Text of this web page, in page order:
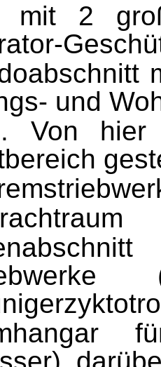
mit 2
und
Von